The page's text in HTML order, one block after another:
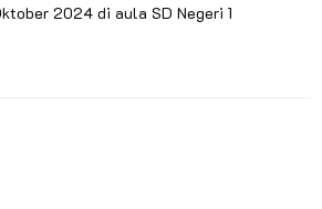
2024 di aula SD Negeri 1